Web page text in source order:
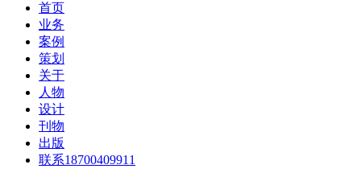
首页
业务
案例
策划
关于
人物
设计
刊物
出版
联系18700409911